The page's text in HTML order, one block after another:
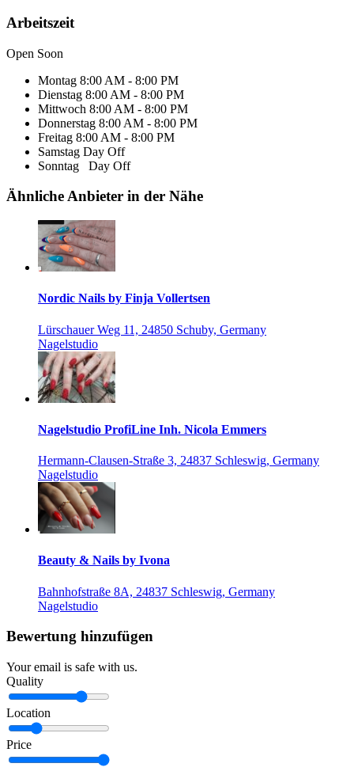
Arbeitszeit
Open Soon
Montag 8:00 AM - 8:00 PM
Dienstag 8:00 AM - 8:00 PM
Mittwoch 8:00 AM - 8:00 PM
Donnerstag 8:00 AM - 8:00 PM
Freitag 8:00 AM - 8:00 PM
Samstag Day Off
Sonntag Day Off
Ähnliche Anbieter in der Nähe
Nordic Nails by Finja Vollertsen
Lürschauer Weg 11, 24850 Schuby, Germany
Nagelstudio
Nagelstudio ProfiLine Inh. Nicola Emmers
Hermann-Clausen-Straße 3, 24837 Schleswig, Germany
Nagelstudio
Beauty & Nails by Ivona
Bahnhofstraße 8A, 24837 Schleswig, Germany
Nagelstudio
Bewertung hinzufügen
Your email is safe with us.
Quality
Location
Price